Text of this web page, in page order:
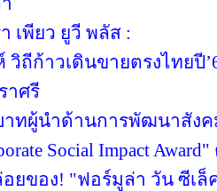
เพียว ยูวี พลัส :
วิถีก้าวเดินขายตรงไทยปี
าศรี
าทผู้นำด้านการพัฒนาสังค
Social Impact
อยของ! "ฟอร์มูล่า วัน ซีเ